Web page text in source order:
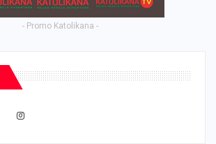
- Promo Katolikana -